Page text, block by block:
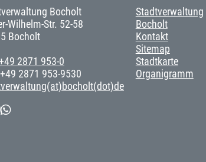
Bocholt
Wilhelm-Str. 52-58
Bocholt
2871 953-0
2871 953-9530
Stadtverwaltung
Bocholt
Kontakt
Sitemap
Stadtkarte
Organigramm